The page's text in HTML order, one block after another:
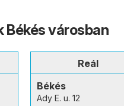
Békés városban
Reál
Békés
Ady E. u. 12